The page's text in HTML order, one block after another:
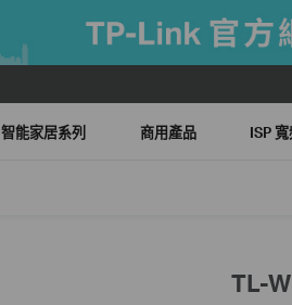
智能家居系列 商用產品 ISP
TL-